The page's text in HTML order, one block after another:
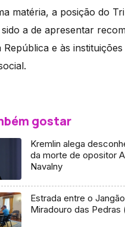
matéria, a posição do
a de apresentar
e às
gostar
Kremlin alega
da morte de opositor
Navalny
Estrada entre o
Miradouro das Pedras